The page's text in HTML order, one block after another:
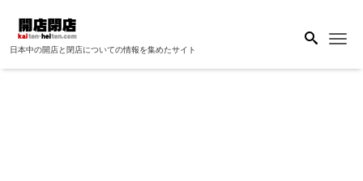
日本中の開店と閉店についての情報を集めたサイト